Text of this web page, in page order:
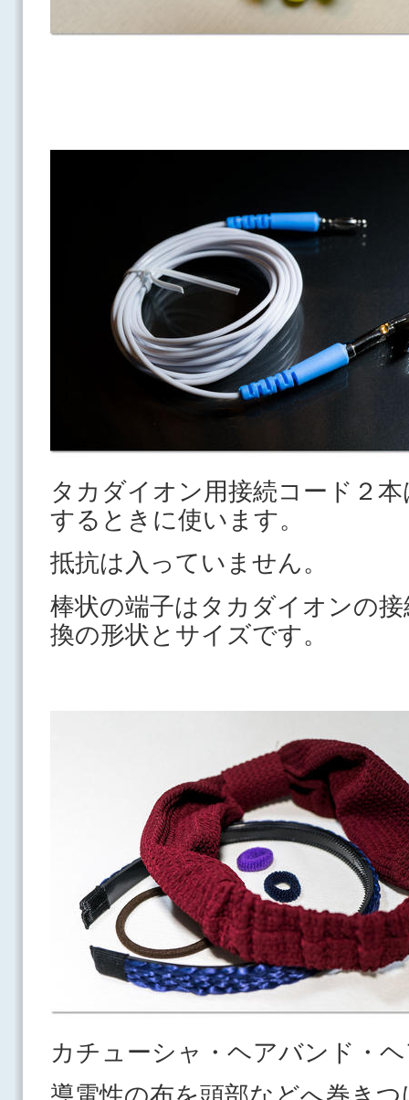
タカダイオン用接続コード２
するときに使います。
抵抗は入っていません。
棒状の端子はタカダイオンの
換の形状とサイズです。
カチューシャ・ヘアバンド・